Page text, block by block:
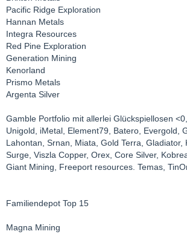
Pacific Ridge Exploration
Hannan Metals
Integra Resources
Red Pine Exploration
Generation Mining
Kenorland
Prismo Metals
Argenta Silver
Gamble Portfolio mit allerlei Glückspiellosen
Unigold, iMetal, Element79, Batero, Evergold,
Lahontan, Srnan, Miata, Gold Terra, Gladiator,
Surge, Viszla Copper, Orex, Core Silver,
Giant Mining, Freeport resources. Temas,
Familiendepot Top 15
Magna Mining